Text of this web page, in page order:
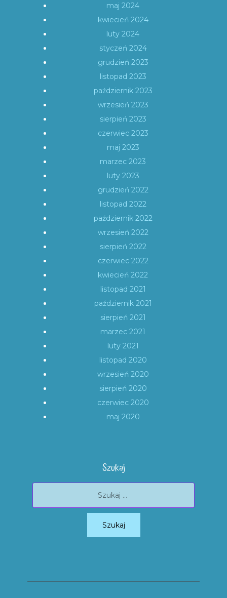
maj 2024
kwiecień 2024
luty 2024
styczeń 2024
grudzień 2023
listopad 2023
październik 2023
wrzesień 2023
sierpień 2023
czerwiec 2023
maj 2023
marzec 2023
luty 2023
grudzień 2022
listopad 2022
październik 2022
wrzesień 2022
sierpień 2022
czerwiec 2022
kwiecień 2022
listopad 2021
październik 2021
sierpień 2021
marzec 2021
luty 2021
listopad 2020
wrzesień 2020
sierpień 2020
czerwiec 2020
maj 2020
Szukaj